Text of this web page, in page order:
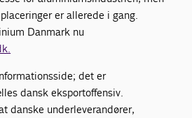
er allerede i gang.
Danmark nu
det er
dansk eksportoffensiv.
danske underleverandører,